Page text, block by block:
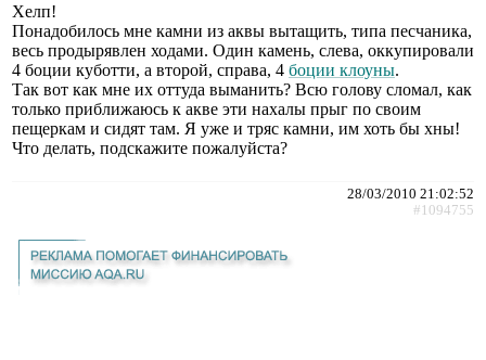
Хелп!
Понадобилось мне камни из аквы вытащить, типа песчаника,
весь продырявлен ходами. Один камень, слева, оккупировали
4 боции куботти, а второй, справа, 4 боции клоуны.
Так вот как мне их оттуда выманить? Всю голову сломал, как
только приближаюсь к акве эти нахалы прыг по своим
пещеркам и сидят там. Я уже и тряс камни, им хоть бы хны!
Что делать, подскажите пожалуйста?
28/03/2010 21:02:52
#1094755